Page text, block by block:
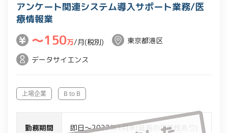
アンケート関連システム導入サポート業務/医
療情報業
〜150万/月(税別)
東京都港区
データサイエンス
上場企業 B to B
勤務期間 即日～2022年1月末(延長の可能性あり)